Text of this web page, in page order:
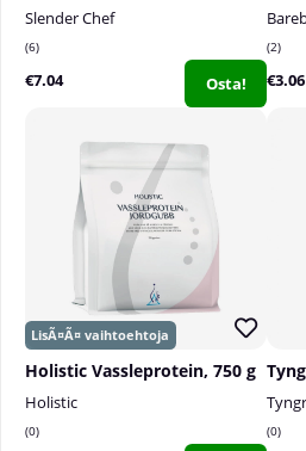
Slender Chef
6
€7.04 Osta!
2
€3.06
Holistic Vassleprotein, 750 g
Holistic
0 0